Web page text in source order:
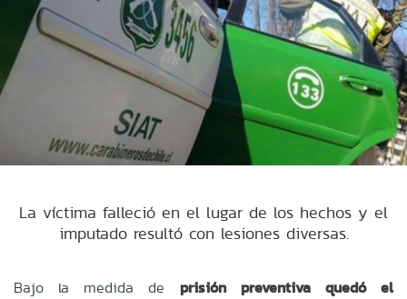
La víctima falleció en el lugar de los hechos y el
imputado resultó con lesiones diversas.
Bajo la medida de prisión preventiva quedó el